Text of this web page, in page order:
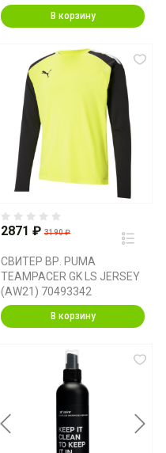
В корзину
2871 ₽ 3190 ₽
СВИТЕР ВР. PUMA
TEAMPACER GK LS JERSEY
(AW21) 70493342
В корзину
Previous Next